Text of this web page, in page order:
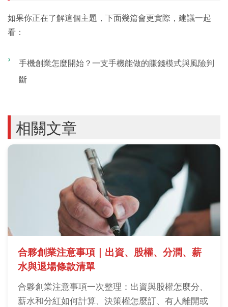
如果你正在了解這個主題，下面幾篇會更實際，建議一起
看：
手機創業怎麼開始？一支手機能做的賺錢模式與風險判
斷
相關文章
合夥創業注意事項｜出資、股權、分潤、薪
水與退場條款清單
合夥創業注意事項一次整理：出資與股權怎麼分、
薪水和分紅如何計算、決策權怎麼訂、有人離開或